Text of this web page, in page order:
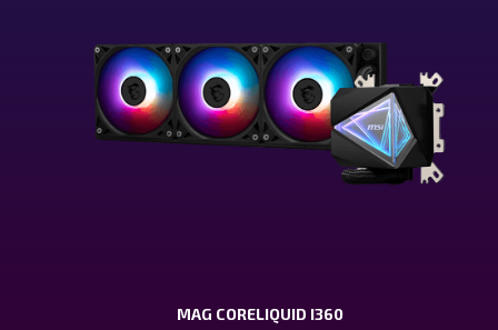
MAG CORELIQUID I360